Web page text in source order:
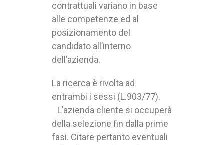
contrattuali variano in base
alle competenze ed al
posizionamento del
candidato all’interno
dell’azienda.
La ricerca è rivolta ad
entrambi i sessi (L.903/77).
L’azienda cliente si occuperà
della selezione fin dalla prime
fasi. Citare pertanto eventuali